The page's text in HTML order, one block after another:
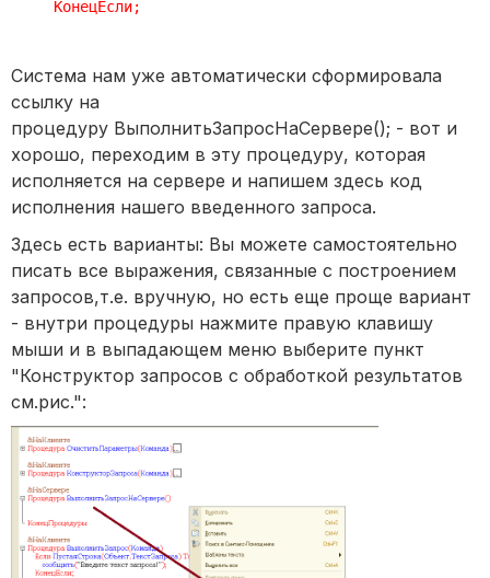
КонецЕсли;
Система нам уже автоматически сформировала
ссылку на
процедуру ВыполнитьЗапросНаСервере(); - вот и
хорошо, переходим в эту процедуру, которая
исполняется на сервере и напишем здесь код
исполнения нашего введенного запроса.
Здесь есть варианты: Вы можете самостоятельно
писать все выражения, связанные с построением
запросов,т.е. вручную, но есть еще проще вариант
- внутри процедуры нажмите правую клавишу
мыши и в выпадающем меню выберите пункт
"Конструктор запросов с обработкой результатов
см.рис.":